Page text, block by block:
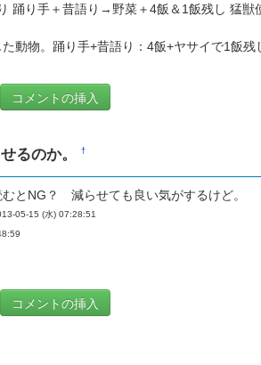
踊り手＋昔語り→野菜＋4飯＆1飯残し 猛獣
動物。踊り手+昔語り：4飯+ヤサイで1飯残
せるのか。†
とNG？ 減らせても良い気がするけど。
05-15 (水) 07:28:51